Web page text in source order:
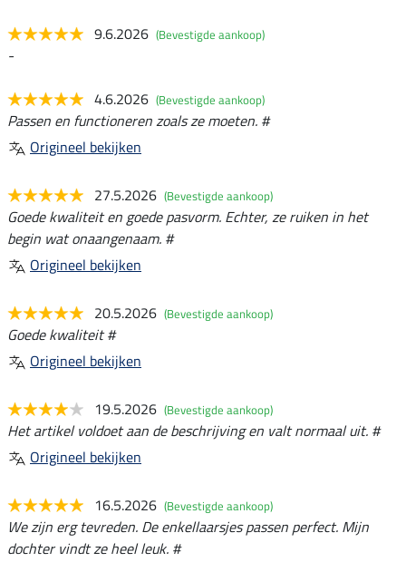
9.6.2026 (Bevestigde aankoop)
-
4.6.2026 (Bevestigde aankoop)
Passen en functioneren zoals ze moeten. #
Origineel bekijken
27.5.2026 (Bevestigde aankoop)
Goede kwaliteit en goede pasvorm. Echter, ze ruiken in het
begin wat onaangenaam. #
Origineel bekijken
20.5.2026 (Bevestigde aankoop)
Goede kwaliteit #
Origineel bekijken
19.5.2026 (Bevestigde aankoop)
Het artikel voldoet aan de beschrijving en valt normaal uit. #
Origineel bekijken
16.5.2026 (Bevestigde aankoop)
We zijn erg tevreden. De enkellaarsjes passen perfect. Mijn
dochter vindt ze heel leuk. #